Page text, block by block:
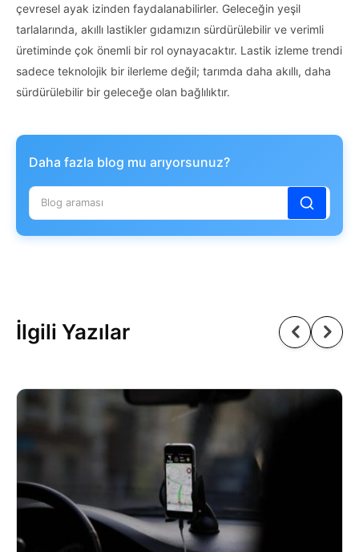
çevresel ayak izinden faydalanabilirler. Geleceğin yeşil
tarlalarında, akıllı lastikler gıdamızın sürdürülebilir ve verimli
üretiminde çok önemli bir rol oynayacaktır. Lastik izleme trendi
sadece teknolojik bir ilerleme değil; tarımda daha akıllı, daha
sürdürülebilir bir geleceğe olan bağlılıktır.
Daha fazla blog mu arıyorsunuz?
İlgili Yazılar